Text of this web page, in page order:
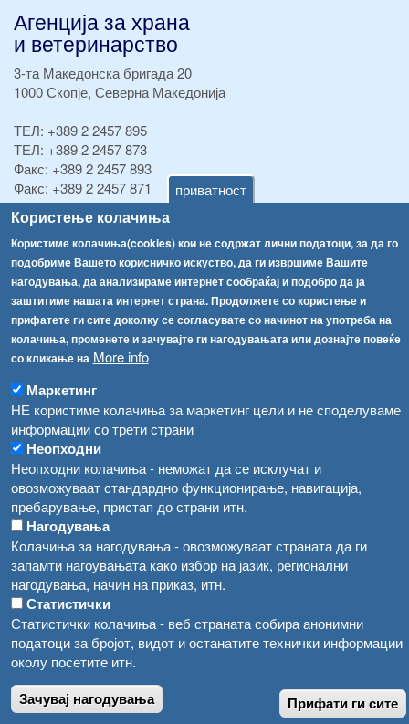
приватност
Користење колачиња
Користиме колачиња(cookies) кои не содржат лични податоци, за да го
подобриме Вашето корисничко искуство, да ги извршиме Вашите
нагодувања, да анализираме интернет сообраќај и подобро да ја
заштитиме нашата интернет страна. Продолжете со користење и
прифатете ги сите доколку се согласувате со начинот на употреба на
колачиња, променете и зачувајте ги нагодувањата или дознајте повеќе
со кликање на More info
Маркетинг
НЕ користиме колачиња за маркетинг цели и не споделуваме
информации со трети страни
Неопходни
Неопходни колачиња - неможат да се исклучат и
овозможуваат стандардно функционирање, навигација,
пребарување, пристап до страни итн.
Нагодувања
Колачиња за нагодувања - овозможуваат страната да ги
запамти нагоувањата како избор на јазик, регионални
нагодувања, начин на приказ, итн.
Статистички
Статистички колачиња - веб страната собира анонимни
податоци за бројот, видот и останатите технички информации
околу посетите итн.
Зачувај нагодувања Прифати ги сите
Агенција за храна
и ветеринарство
3-та Македонска бригада 20
1000 Скопје, Северна Македонија
ТЕЛ: +389 2 2457 895
ТЕЛ: +389 2 2457 873
Факс: +389 2 2457 893
Факс: +389 2 2457 871
info@fva.gov.mk
[АХВ-претходна страна]
Соопштенија
Република Бугарија ги засили официјалните контроли при увоз на свежо овошје и зеленчук
Високите температури ризик од труење со храна, опасни се и за животните
Водата во Гостивар може да се користи како техничка, продолжува испораката на флаширана вода
Во Гостивар спроведени 70 вонредни контроли
Забраната за водата во Гостивар останува на сила, операторите да користат само технички безбедна вода
Навигација
Архива
Регистри
Обрасци
Огласи